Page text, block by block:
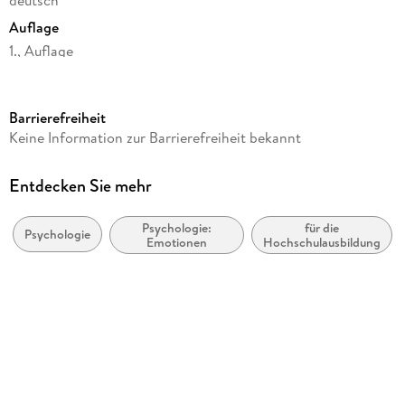
Auflage
1., Auflage
Dateigröße
Reihe
Autor/Autorin
Mark Galliker
Barrierefreiheit
Keine Information zur Barrierefreiheit bekannt
Entdecken Sie mehr
Psychologie
Psychologie:
Emotionen
für die
Hochschulausbildung